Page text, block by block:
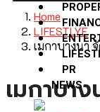
PR
NEWS
Home
LIFESTLYE
เมกาบางนา
เมกาบา